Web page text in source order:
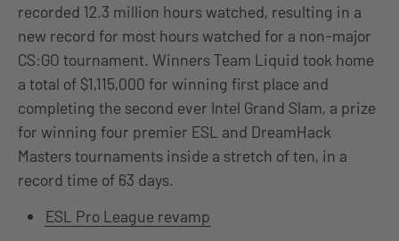
recorded 12.3 million hours watched, resulting in a
new record for most hours watched for a non-major
CS:GO tournament. Winners Team Liquid took home
a total of $1,115,000 for winning first place and
completing the second ever Intel Grand Slam, a prize
for winning four premier ESL and DreamHack
Masters tournaments inside a stretch of ten, in a
record time of 63 days.
ESL Pro League revamp